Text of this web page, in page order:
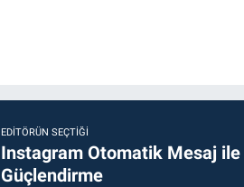
EDITÖRÜN SEÇTIĞI
Instagram Otomatik Mesaj
Güçlendirme